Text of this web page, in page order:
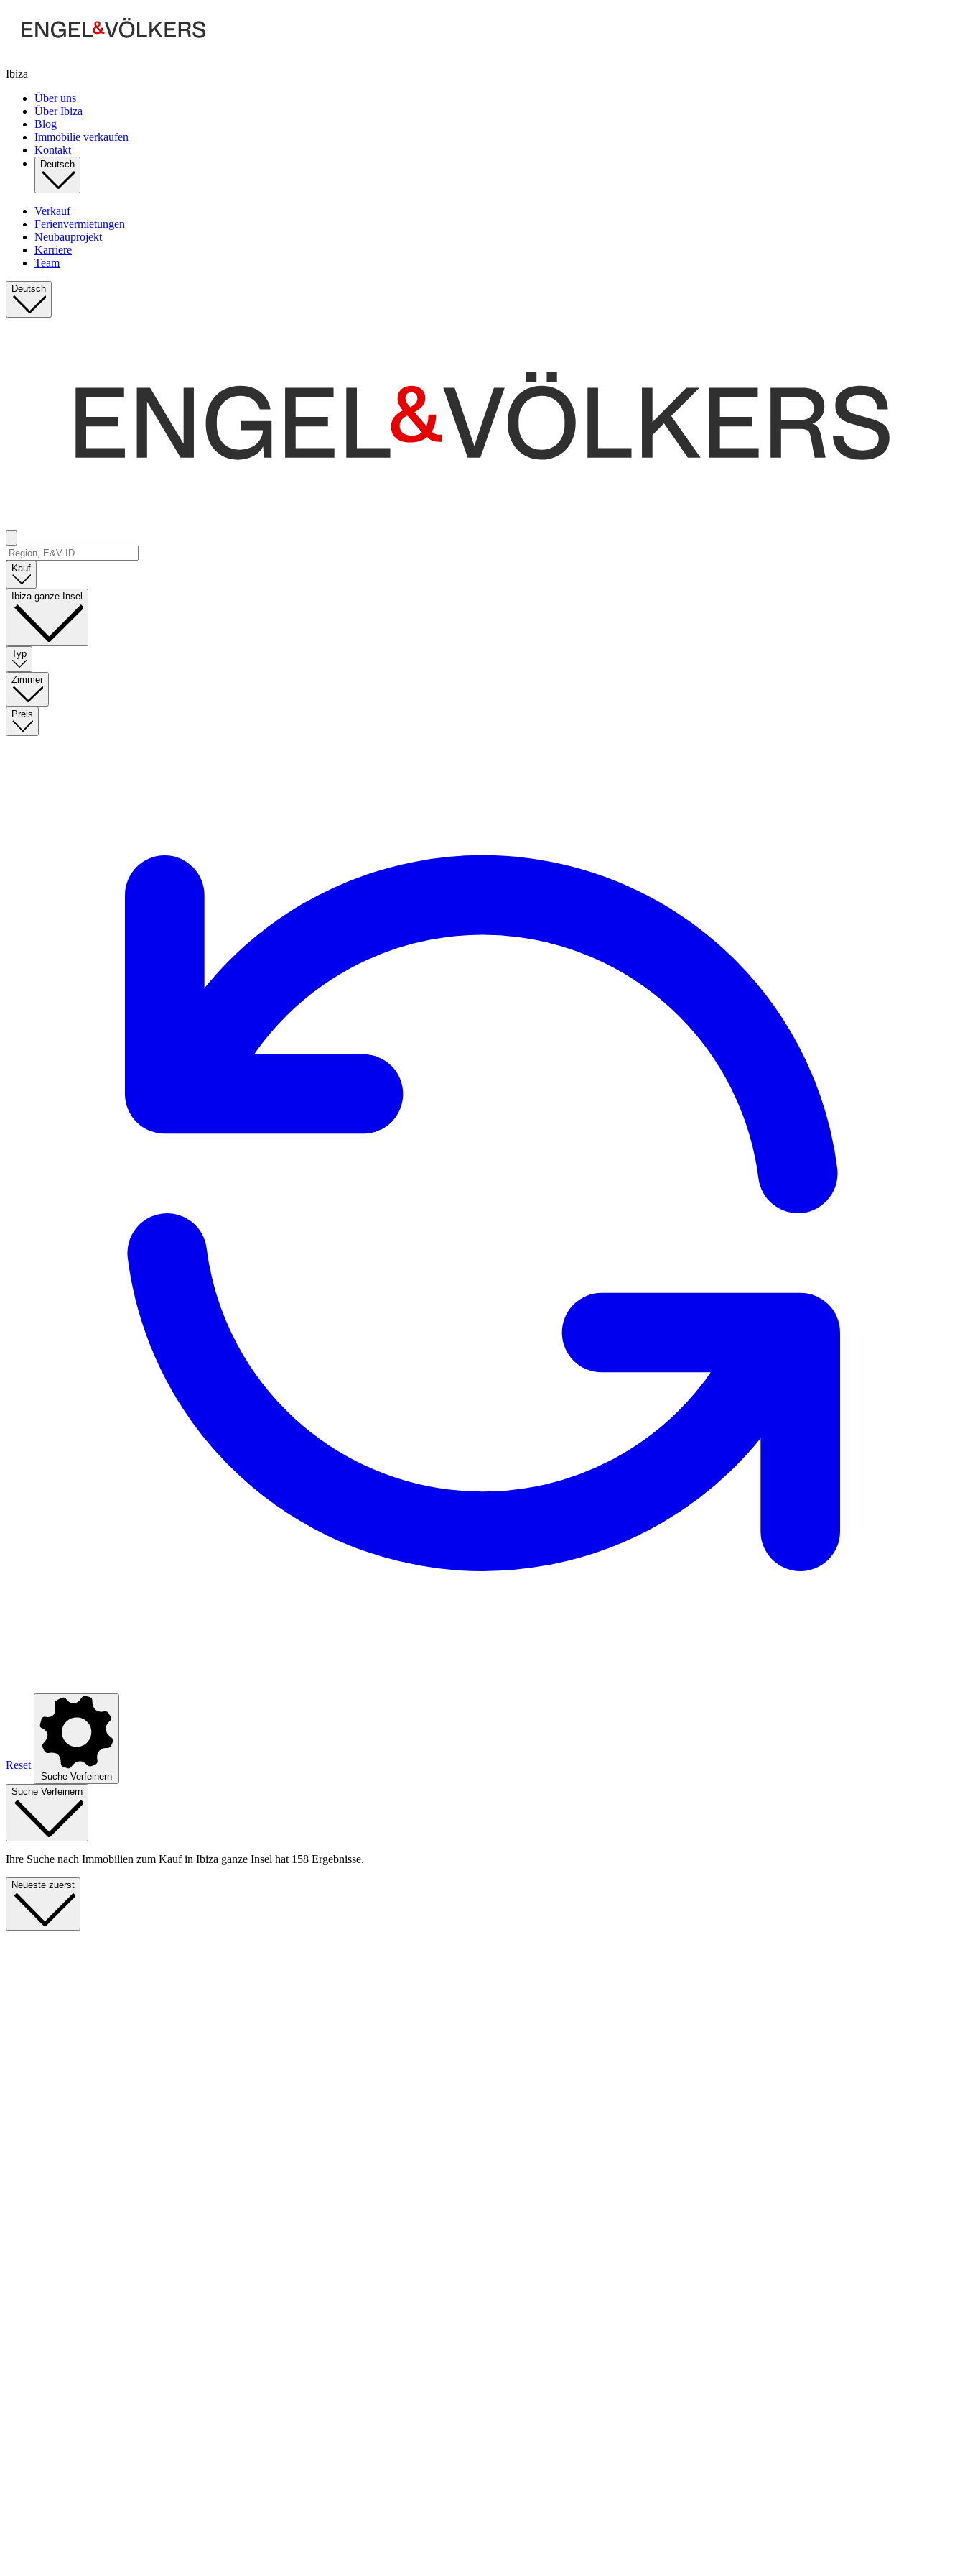
Ibiza
Über uns
Über Ibiza
Blog
Immobilie verkaufen
Kontakt
Deutsch
Verkauf
Ferienvermietungen
Neubauprojekt
Karriere
Team
Deutsch
Kauf
Ibiza ganze Insel
Typ
Zimmer
Preis
Reset
Suche Verfeinern
Suche Verfeinern
Ihre Suche nach Immobilien zum Kauf in Ibiza ganze Insel hat 158 Ergebnisse.
Neueste zuerst